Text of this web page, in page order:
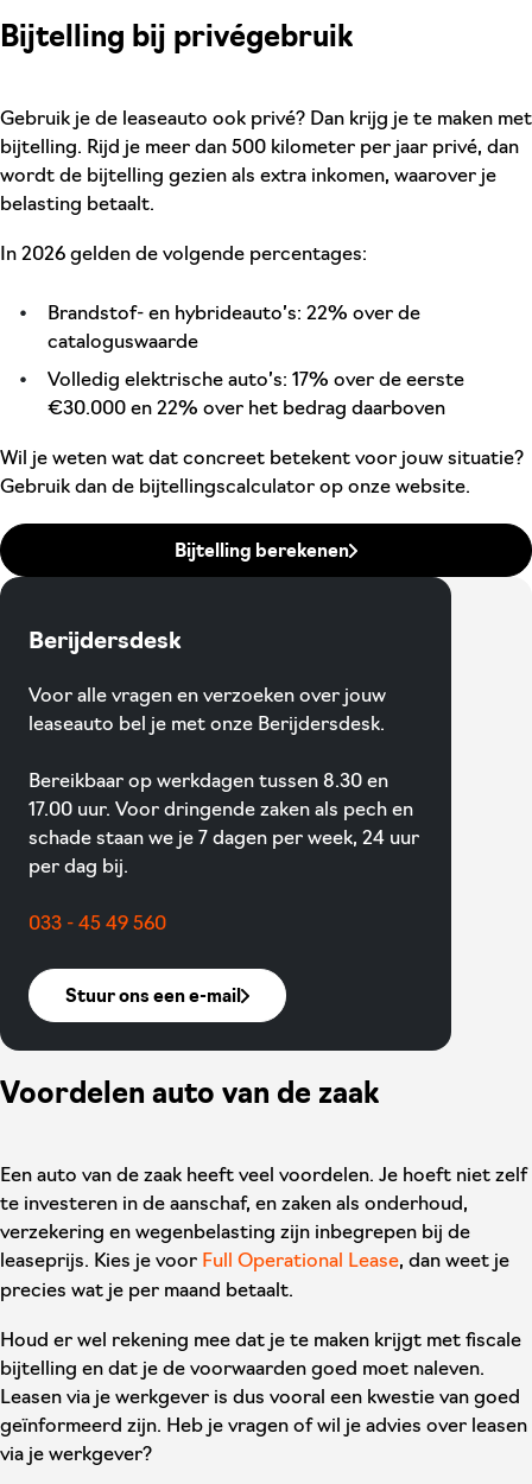
Bijtelling bij privégebruik
Gebruik je de leaseauto ook privé? Dan krijg je te maken met
bijtelling. Rijd je meer dan 500 kilometer per jaar privé, dan
wordt de bijtelling gezien als extra inkomen, waarover je
belasting betaalt.
In 2026 gelden de volgende percentages:
Brandstof- en hybrideauto’s: 22% over de
cataloguswaarde
Volledig elektrische auto’s: 17% over de eerste
€30.000 en 22% over het bedrag daarboven
Wil je weten wat dat concreet betekent voor jouw situatie?
Gebruik dan de bijtellingscalculator op onze website.
Bijtelling berekenen
Voordelen auto van de zaak
Een auto van de zaak heeft veel voordelen. Je hoeft niet zelf
te investeren in de aanschaf, en zaken als onderhoud,
verzekering en wegenbelasting zijn inbegrepen bij de
leaseprijs. Kies je voor Full Operational Lease, dan weet je
precies wat je per maand betaalt.
Houd er wel rekening mee dat je te maken krijgt met fiscale
bijtelling en dat je de voorwaarden goed moet naleven.
Leasen via je werkgever is dus vooral een kwestie van goed
geïnformeerd zijn. Heb je vragen of wil je advies over leasen
via je werkgever?
Berijdersdesk
Voor alle vragen en verzoeken over jouw
leaseauto bel je met onze Berijdersdesk.
Bereikbaar op werkdagen tussen 8.30 en
17.00 uur. Voor dringende zaken als pech en
schade staan we je 7 dagen per week, 24 uur
per dag bij.
033 - 45 49 560
Stuur ons een e-mail